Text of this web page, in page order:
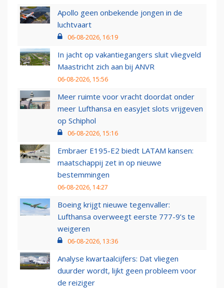
Apollo geen onbekende jongen in de
luchtvaart
06-08-2026, 16:19
In jacht op vakantiegangers sluit vliegveld
Maastricht zich aan bij ANVR
06-08-2026, 15:56
Meer ruimte voor vracht doordat onder
meer Lufthansa en easyJet slots vrijgeven
op Schiphol
06-08-2026, 15:16
Embraer E195-E2 biedt LATAM kansen:
maatschappij zet in op nieuwe
bestemmingen
06-08-2026, 14:27
Boeing krijgt nieuwe tegenvaller:
Lufthansa overweegt eerste 777-9’s te
weigeren
06-08-2026, 13:36
Analyse kwartaalcijfers: Dat vliegen
duurder wordt, lijkt geen probleem voor
de reiziger